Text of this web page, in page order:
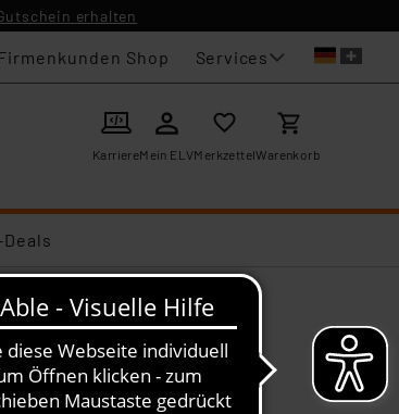
erhalten
Shop Services
KarriereMein ELVMerkzettelWarenkorb